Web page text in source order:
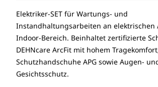
Elektriker-SET für Wartungs- und
Instandhaltungsarbeiten an elektrischen
Indoor-Bereich. Beinhaltet zertifizierte
DEHNcare ArcFit mit hohem
Schutzhandschuhe APG sowie Augen-
Gesichtsschutz.